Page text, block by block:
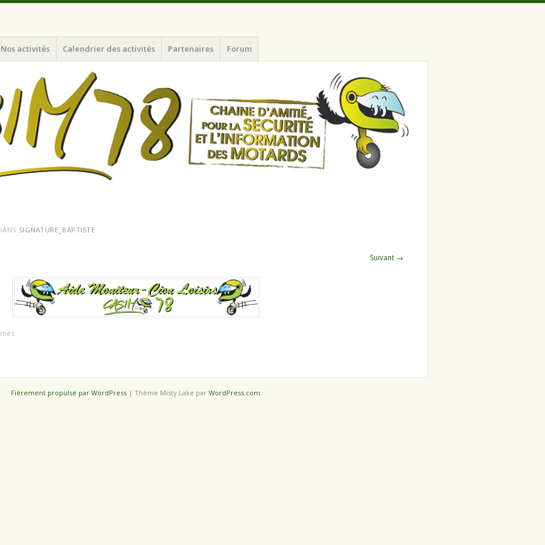
des Motards du N-O de l'Ile de France
Nos activités Calendrier des activités Partenaires Forum
SIGNATURE_BAPTISTE
Suivant →
Fièrement propulsé par WordPress | Thème Misty Lake par WordPress.com